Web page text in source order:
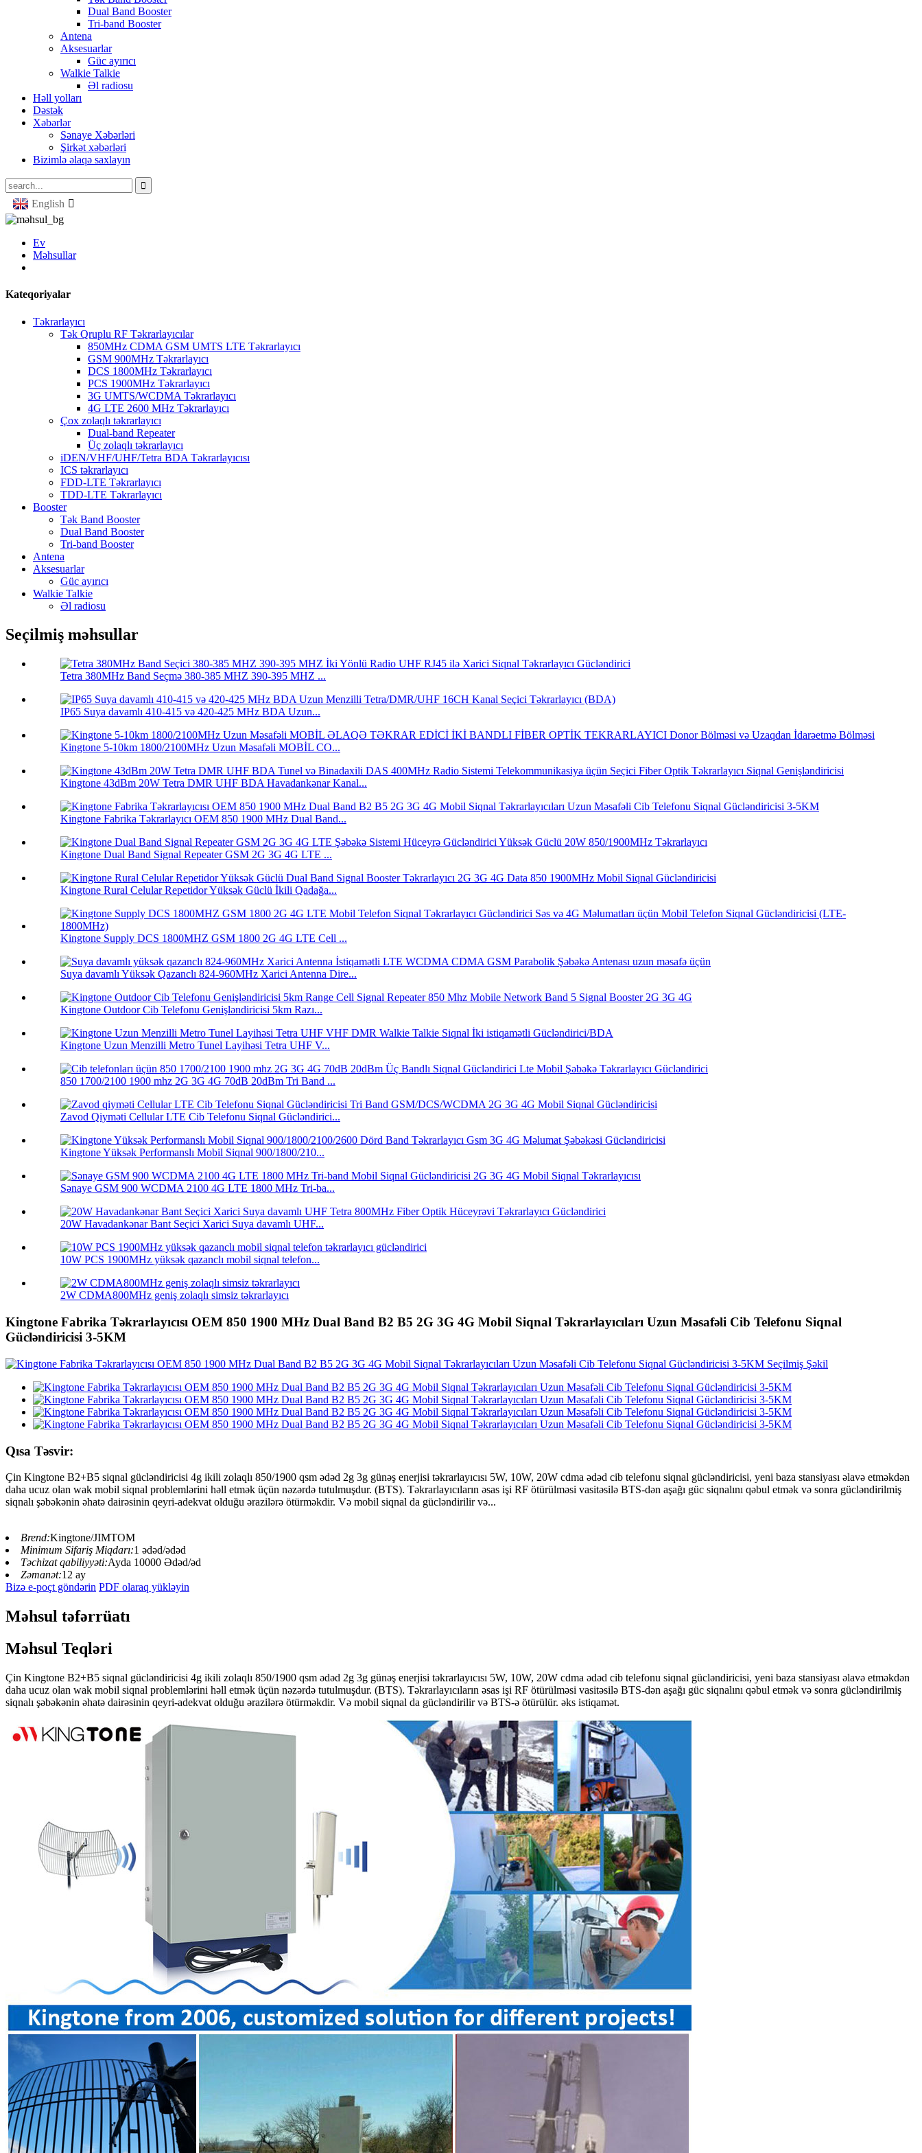
Dual Band Booster
Tri-band Booster
Antena
Aksesuarlar
Güc ayırıcı
Walkie Talkie
Əl radiosu
Həll yolları
Dəstək
Xəbərlər
Sənaye Xəbərləri
Şirkət xəbərləri
Bizimlə əlaqə saxlayın
English
Ev
Məhsullar
Kateqoriyalar
Təkrarlayıcı
Tək Qruplu RF Təkrarlayıcılar
850MHz CDMA GSM UMTS LTE Təkrarlayıcı
GSM 900MHz Təkrarlayıcı
DCS 1800MHz Təkrarlayıcı
PCS 1900MHz Təkrarlayıcı
3G UMTS/WCDMA Təkrarlayıcı
4G LTE 2600 MHz Təkrarlayıcı
Çox zolaqlı təkrarlayıcı
Dual-band Repeater
Üç zolaqlı təkrarlayıcı
iDEN/VHF/UHF/Tetra BDA Təkrarlayıcısı
ICS təkrarlayıcı
FDD-LTE Təkrarlayıcı
TDD-LTE Təkrarlayıcı
Booster
Tək Band Booster
Dual Band Booster
Tri-band Booster
Antena
Aksesuarlar
Güc ayırıcı
Walkie Talkie
Əl radiosu
Seçilmiş məhsullar
Tetra 380MHz Band Seçmə 380-385 MHZ 390-395 MHZ ...
IP65 Suya davamlı 410-415 və 420-425 MHz BDA Uzun...
Kingtone 5-10km 1800/2100MHz Uzun Məsafəli MOBİL CO...
Kingtone 43dBm 20W Tetra DMR UHF BDA Havadankənar Kanal...
Kingtone Fabrika Təkrarlayıcı OEM 850 1900 MHz Dual Band...
Kingtone Dual Band Signal Repeater GSM 2G 3G 4G LTE ...
Kingtone Rural Celular Repetidor Yüksək Güclü İkili Qadağa...
Kingtone Supply DCS 1800MHZ GSM 1800 2G 4G LTE Cell ...
Suya davamlı Yüksək Qazanclı 824-960MHz Xarici Antenna Dire...
Kingtone Outdoor Cib Telefonu Genişləndiricisi 5km Razı...
Kingtone Uzun Menzilli Metro Tunel Layihəsi Tetra UHF V...
850 1700/2100 1900 mhz 2G 3G 4G 70dB 20dBm Tri Band ...
Zavod Qiyməti Cellular LTE Cib Telefonu Siqnal Gücləndirici...
Kingtone Yüksək Performanslı Mobil Siqnal 900/1800/210...
Sənaye GSM 900 WCDMA 2100 4G LTE 1800 MHz Tri-ba...
20W Havadankənar Bant Seçici Xarici Suya davamlı UHF...
10W PCS 1900MHz yüksək qazanclı mobil siqnal telefon...
2W CDMA800MHz geniş zolaqlı simsiz təkrarlayıcı
Kingtone Fabrika Təkrarlayıcısı OEM 850 1900 MHz Dual Band B2 B5 2G 3G 4G Mobil Siqnal Təkrarlayıcıları Uzun Məsafəli Cib Telefonu Siqnal
Gücləndiricisi 3-5KM
Qısa Təsvir:
Çin Kingtone B2+B5 siqnal gücləndiricisi 4g ikili zolaqlı 850/1900 qsm ədəd 2g 3g günəş enerjisi təkrarlayıcısı 5W, 10W, 20W cdma ədəd cib telefonu siqnal gücləndiricisi, yeni baza stansiyası əlavə etməkdən
daha ucuz olan wak mobil siqnal problemlərini həll etmək üçün nəzərdə tutulmuşdur. (BTS). Təkrarlayıcıların əsas işi RF ötürülməsi vasitəsilə BTS-dən aşağı güc siqnalını qəbul etmək və sonra gücləndirilmiş
siqnalı şəbəkənin əhatə dairəsinin qeyri-adekvat olduğu ərazilərə ötürməkdir. Və mobil siqnal da gücləndirilir və...
Brend:Kingtone/JIMTOM
Minimum Sifariş Miqdarı:1 ədəd/ədəd
Təchizat qabiliyyəti:Ayda 10000 Ədəd/əd
Zəmanət:12 ay
Bizə e-poçt göndərin PDF olaraq yükləyin
Məhsul təfərrüatı
Məhsul Teqləri
Çin Kingtone B2+B5 siqnal gücləndiricisi 4g ikili zolaqlı 850/1900 qsm ədəd 2g 3g günəş enerjisi təkrarlayıcısı 5W, 10W, 20W cdma ədəd cib telefonu siqnal gücləndiricisi, yeni baza stansiyası əlavə etməkdən
daha ucuz olan wak mobil siqnal problemlərini həll etmək üçün nəzərdə tutulmuşdur. (BTS). Təkrarlayıcıların əsas işi RF ötürülməsi vasitəsilə BTS-dən aşağı güc siqnalını qəbul etmək və sonra gücləndirilmiş
siqnalı şəbəkənin əhatə dairəsinin qeyri-adekvat olduğu ərazilərə ötürməkdir. Və mobil siqnal da gücləndirilir və BTS-ə ötürülür. əks istiqamət.